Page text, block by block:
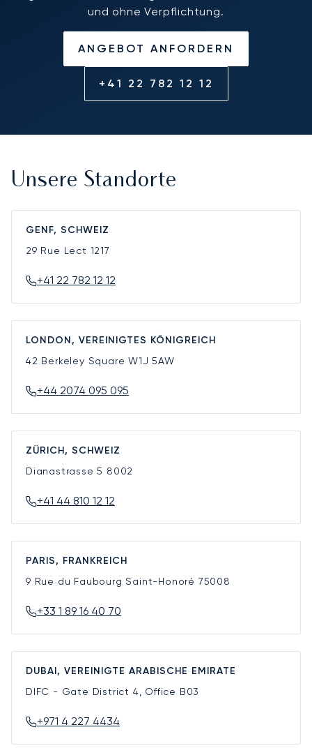
und ohne Verpflichtung.
ANGEBOT ANFORDERN
+41 22 782 12 12
Unsere Standorte
GENF, SCHWEIZ
29 Rue Lect 1217
+41 22 782 12 12
LONDON, VEREINIGTES KÖNIGREICH
42 Berkeley SquareW1J 5AW
+44 2074 095 095
ZÜRICH, SCHWEIZ
Dianastrasse 5 8002
+41 44 810 12 12
PARIS, FRANKREICH
9 Rue du Faubourg Saint-Honoré 75008
+33 1 89 16 40 70
DUBAI, VEREINIGTE ARABISCHE EMIRATE
DIFC - Gate District 4, Office B03
+971 4 227 4434